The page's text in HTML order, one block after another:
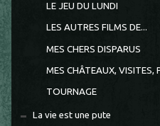
LE JEU DU LUNDI
LES AUTRES FILMS DE...
MES CHERS DISPARUS
MES CHÂTEAUX, VISITES,
TOURNAGE
La vie est une pute